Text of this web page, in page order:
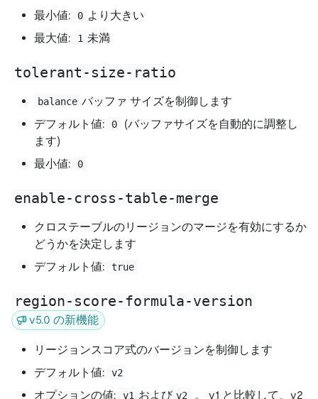
最小値: 0 より大きい
最大値:
1 未満
tolerant-size-ratio
balance バッファ サイズを制御します
デフォルト値:
0
(バッファサイズを自動的に調整し
ます)
最小値:
0
enable-cross-table-merge
クロステーブルのリージョンのマージを有効にするか
どうかを決定します
デフォルト値:
true
region-score-formula-version
v5.0 の新機能
リージョンスコア式のバージョンを制御します
デフォルト値:
v2
オプションの値: v1 および v2
。 v1 と比較して、v2